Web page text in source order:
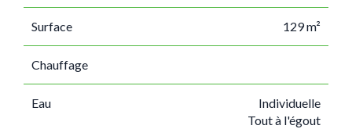
Surface 129 m²
Chauffage
Eau
Individuelle
Tout à l'égout